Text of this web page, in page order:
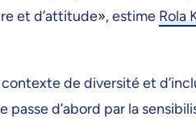
et d’attitude», estime Rola
de diversité et
d’abord par la